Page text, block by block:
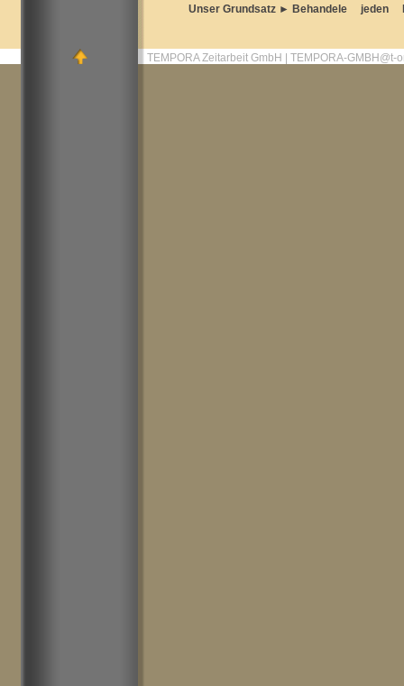
Unser Grundsatz ► Behandele
TEMPORA Zeitarbeit GmbH | TEMPORA-GMBH@t-